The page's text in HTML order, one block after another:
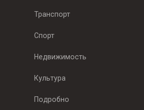
Транспорт
Спорт
Недвижимость
Культура
Подробно